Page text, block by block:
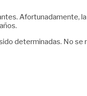
determinadas. No